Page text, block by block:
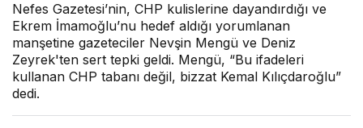
Nefes Gazetesi’nin, CHP kulislerine dayandırdığı ve
Ekrem İmamoğlu’nu hedef aldığı yorumlanan
manşetine gazeteciler Nevşin Mengü ve Deniz
Zeyrek'ten sert tepki geldi. Mengü, “Bu ifadeleri
kullanan CHP tabanı değil, bizzat Kemal Kılıçdaroğlu”
dedi.